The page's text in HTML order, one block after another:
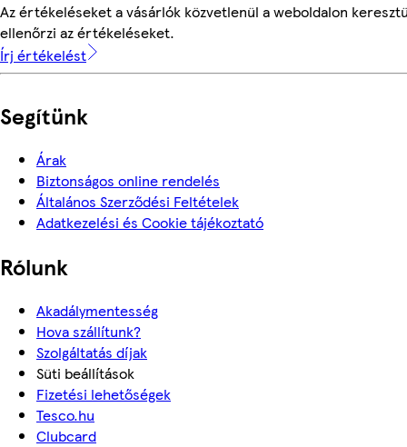
Az értékeléseket a vásárlók közvetlenül a weboldalon
ellenőrzi az értékeléseket.
Írj értékelést
Segítünk
Árak
Biztonságos online rendelés
Általános Szerződési Feltételek
Adatkezelési és Cookie tájékoztató
Rólunk
Akadálymentesség
Hova szállítunk?
Szolgáltatás díjak
Süti beállítások
Fizetési lehetőségek
Tesco.hu
Clubcard